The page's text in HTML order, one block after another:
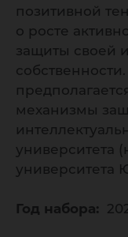
позитивной
о росте
защиты своей
механизмы
университета
университета
Год набора: